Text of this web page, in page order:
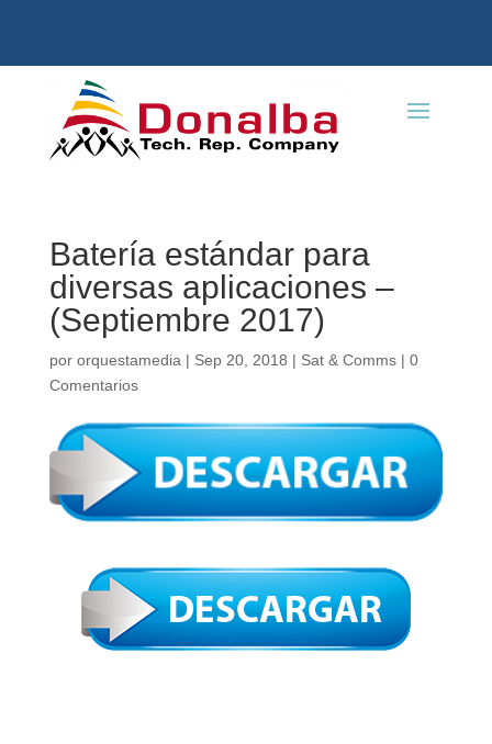
Batería estándar para
diversas aplicaciones –
(Septiembre 2017)
por orquestamedia | Sep 20, 2018 | Sat & Comms| 0
Comentarios